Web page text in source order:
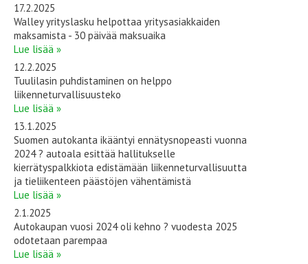
17.2.2025
Walley yrityslasku helpottaa yritysasiakkaiden
maksamista - 30 päivää maksuaika
Lue lisää »
12.2.2025
Tuulilasin puhdistaminen on helppo
liikenneturvallisuusteko
Lue lisää »
13.1.2025
Suomen autokanta ikääntyi ennätysnopeasti vuonna
2024 ? autoala esittää hallitukselle
kierrätyspalkkiota edistämään liikenneturvallisuutta
ja tieliikenteen päästöjen vähentämistä
Lue lisää »
2.1.2025
Autokaupan vuosi 2024 oli kehno ? vuodesta 2025
odotetaan parempaa
Lue lisää »